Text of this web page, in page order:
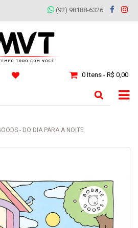
(92) 98188-6326
0 Itens - R$ 0,00
- DO DIA PARA A NOITE